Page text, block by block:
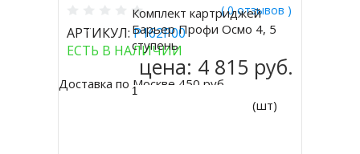
( 0 отзывов )
АРТИКУЛ:Р162Р00
ЕСТЬ В НАЛИЧИИ
Доставка по Москве 450 руб.
Комплект картриджей
Барьер Профи Осмо 4, 5
ступень
цена: 4 815 руб.
(шт)